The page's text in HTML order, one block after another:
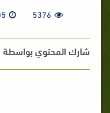
5376
شارك المحتوي بواسطة